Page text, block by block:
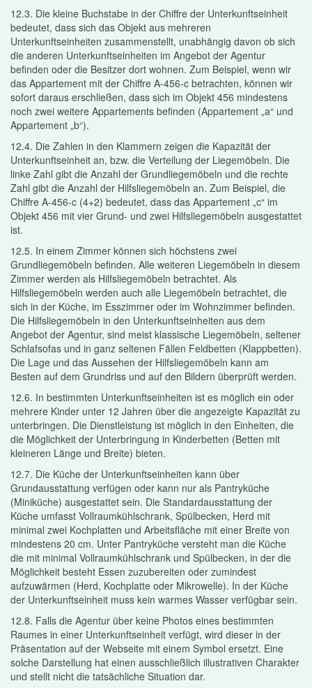
12.3. Die kleine Buchstabe in der Chiffre der Unterkunftseinheit
bedeutet, dass sich das Objekt aus mehreren
Unterkunftseinheiten zusammenstellt, unabhängig davon ob sich
die anderen Unterkunftseinheiten im Angebot der Agentur
befinden oder die Besitzer dort wohnen. Zum Beispiel, wenn wir
das Appartement mit der Chiffre A-456-c betrachten, können wir
sofort daraus erschließen, dass sich im Objekt 456 mindestens
noch zwei weitere Appartements befinden (Appartement „a“ und
Appartement „b“).
12.4. Die Zahlen in den Klammern zeigen die Kapazität der
Unterkunftseinheit an, bzw. die Verteilung der Liegemöbeln. Die
linke Zahl gibt die Anzahl der Grundliegemöbeln und die rechte
Zahl gibt die Anzahl der Hilfsliegemöbeln an. Zum Beispiel, die
Chiffre A-456-c (4+2) bedeutet, dass das Appartement „c“ im
Objekt 456 mit vier Grund- und zwei Hilfsliegemöbeln ausgestattet
ist.
12.5. In einem Zimmer können sich höchstens zwei
Grundliegemöbeln befinden. Alle weiteren Liegemöbeln in diesem
Zimmer werden als Hilfsliegemöbeln betrachtet. Als
Hilfsliegemöbeln werden auch alle Liegemöbeln betrachtet, die
sich in der Küche, im Esszimmer oder im Wohnzimmer befinden.
Die Hilfsliegemöbeln in den Unterkunftseinheiten aus dem
Angebot der Agentur, sind meist klassische Liegemöbeln, seltener
Schlafsofas und in ganz seltenen Fällen Feldbetten (Klappbetten).
Die Lage und das Aussehen der Hilfsliegemöbeln kann am
Besten auf dem Grundriss und auf den Bildern überprüft werden.
12.6. In bestimmten Unterkunftseinheiten ist es möglich ein oder
mehrere Kinder unter 12 Jahren über die angezeigte Kapazität zu
unterbringen. Die Dienstleistung ist möglich in den Einheiten, die
die Möglichkeit der Unterbringung in Kinderbetten (Betten mit
kleineren Länge und Breite) bieten.
12.7. Die Küche der Unterkunftseinheiten kann über
Grundausstattung verfügen oder kann nur als Pantryküche
(Miniküche) ausgestattet sein. Die Standardausstattung der
Küche umfasst Vollraumkühlschrank, Spülbecken, Herd mit
minimal zwei Kochplatten und Arbeitsfläche mit einer Breite von
mindestens 20 cm. Unter Pantryküche versteht man die Küche
die mit minimal Vollraumkühlschrank und Spülbecken, in der die
Möglichkeit besteht Essen zuzubereiten oder zumindest
aufzuwärmen (Herd, Kochplatte oder Mikrowelle). In der Küche
der Unterkunftseinheit muss kein warmes Wasser verfügbar sein.
12.8. Falls die Agentur über keine Photos eines bestimmten
Raumes in einer Unterkunftseinheit verfügt, wird dieser in der
Präsentation auf der Webseite mit einem Symbol ersetzt. Eine
solche Darstellung hat einen ausschließlich illustrativen Charakter
und stellt nicht die tatsächliche Situation dar.